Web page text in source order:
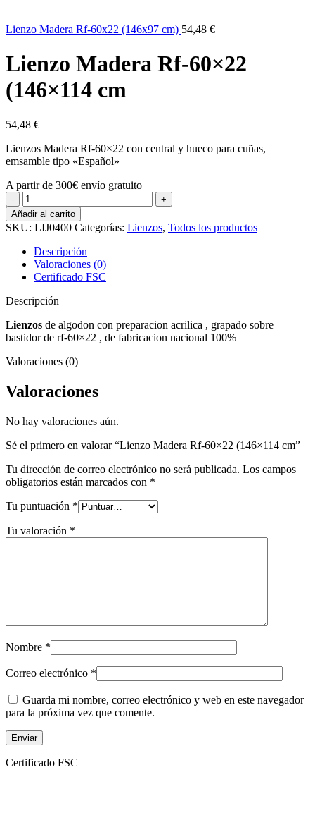
Lienzo Madera Rf-60x22 (146x97 cm) 54,48 €
Lienzo Madera Rf-60×22
(146×114 cm
54,48 €
Lienzos Madera Rf-60×22 con central y hueco para cuñas,
emsamble tipo «Español»
A partir de 300€ envío gratuito
Lienzo
Madera
Rf-
60x22
(146x114
cm
cantidad
Añadir al carrito
SKU: LIJ0400 Categorías: Lienzos, Todos los productos
Descripción
Valoraciones (0)
Certificado FSC
Descripción
Lienzos de algodon con preparacion acrilica , grapado sobre
bastidor de rf-60×22 , de fabricacion nacional 100%
Valoraciones (0)
Valoraciones
No hay valoraciones aún.
Sé el primero en valorar “Lienzo Madera Rf-60×22 (146×114 cm”
Tu dirección de correo electrónico no será publicada. Los campos
obligatorios están marcados con *
Tu puntuación *
Tu valoración *
Nombre *
Correo electrónico *
Guarda mi nombre, correo electrónico y web en este navegador
para la próxima vez que comente.
Certificado FSC